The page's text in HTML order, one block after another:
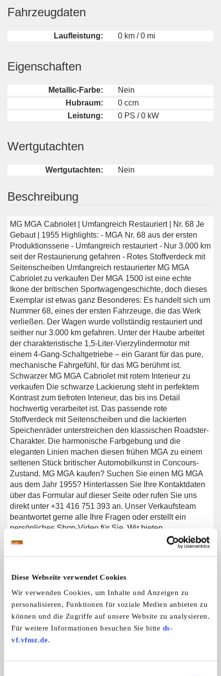
Diese Webseite verwendet Cookies
Wir verwenden Cookies, um Inhalte und Anzeigen zu
personalisieren, Funktionen für soziale Medien anbieten zu
können und die Zugriffe auf unsere Website zu analysieren.
Für weitere Informationen besuchen Sie bitte ds-
vf.vfmz.de.
Fahrzeugdaten
Laufleistung: 0 km / 0 mi
Eigenschaften
Metallic-Farbe:
Nein
Hubraum:
0 ccm
Leistung:
0 PS / 0 kW
Wertgutachten
Wertgutachten: Nein
Beschreibung
MG MGA Cabriolet | Umfangreich Restauriert | Nr. 68 Je
Gebaut | 1955 Highlights: - MGA Nr. 68 aus der ersten
Produktionsserie - Umfangreich restauriert - Nur 3.000 km
seit der Restaurierung gefahren - Rotes Stoffverdeck mit
Seitenscheiben Umfangreich restaurierter MG MGA
Cabriolet zu verkaufen Der MGA 1500 ist eine echte
Ikone der britischen Sportwagengeschichte, doch dieses
Exemplar ist etwas ganz Besonderes: Es handelt sich um
Nummer 68, eines der ersten Fahrzeuge, die das Werk
verließen. Der Wagen wurde vollständig restauriert und
seither nur 3.000 km gefahren. Unter der Haube arbeitet
der charakteristische 1,5-Liter-Vierzylindermotor mit
einem 4-Gang-Schaltgetriebe – ein Garant für das pure,
mechanische Fahrgefühl, für das MG berühmt ist.
Schwarzer MG MGA Cabriolet mit rotem Interieur zu
verkaufen Die schwarze Lackierung steht in perfektem
Kontrast zum tiefroten Interieur, das bis ins Detail
hochwertig verarbeitet ist. Das passende rote
Stoffverdeck mit Seitenscheiben und die lackierten
Speichenräder unterstreichen den klassischen Roadster-
Charakter. Die harmonische Farbgebung und die
eleganten Linien machen diesen frühen MGA zu einem
seltenen Stück britischer Automobilkunst in Concours-
Zustand. MG MGA kaufen? Suchen Sie einen MG MGA
aus dem Jahr 1955? Hinterlassen Sie Ihre Kontaktdaten
über das Formular auf dieser Seite oder rufen Sie uns
direkt unter +31 416 751 393 an. Unser Verkaufsteam
beantwortet gerne alle Ihre Fragen oder erstellt ein
persönliches Shop-Video für Sie. Wir bieten
Unterstützung beim Transport. Wir liefern Ihnen Ihr Auto
mit Tüv, H-Kennzeichen und Fahrzeugbrief, gegen
Finanzierungspartner finanzieren.
Weitere Anzeigen dieses Anbieters